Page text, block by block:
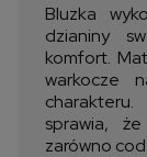
Bluzka
dzianiny
komfort.
warkocze
sprawia,
zarówno